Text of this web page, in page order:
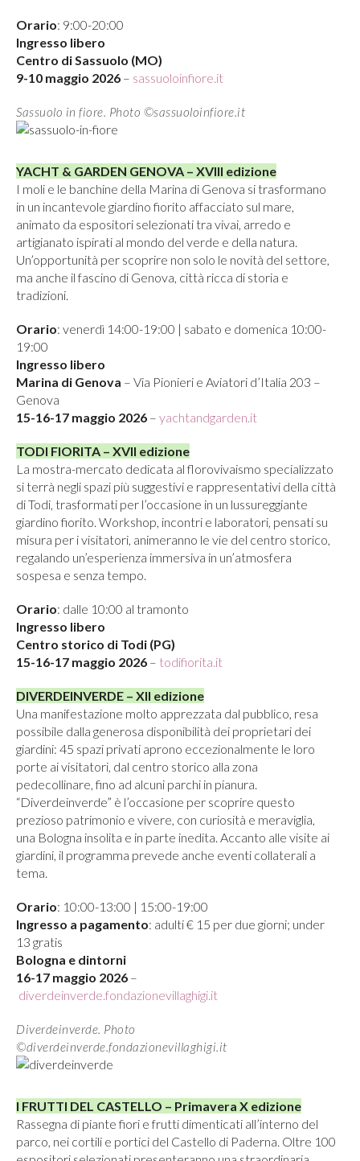
Orario: 9:00-20:00
Ingresso libero
Centro di Sassuolo (MO)
9-10 maggio 2026 – sassuoloinfiore.it
Sassuolo in fiore. Photo ©sassuoloinfiore.it
YACHT & GARDEN GENOVA – XVIII edizione
I moli e le banchine della Marina di Genova si trasformano
in un incantevole giardino fiorito affacciato sul mare,
animato da espositori selezionati tra vivai, arredo e
artigianato ispirati al mondo del verde e della natura.
Un’opportunità per scoprire non solo le novità del settore,
ma anche il fascino di Genova, città ricca di storia e
tradizioni.
Orario: venerdì 14:00-19:00 | sabato e domenica 10:00-
19:00
Ingresso libero
Marina di Genova – Via Pionieri e Aviatori d’Italia 203 –
Genova
15-16-17 maggio 2026 – yachtandgarden.it
TODI FIORITA – XVII edizione
La mostra-mercato dedicata al florovivaismo specializzato
si terrà negli spazi più suggestivi e rappresentativi della città
di Todi, trasformati per l’occasione in un lussureggiante
giardino fiorito. Workshop, incontri e laboratori, pensati su
misura per i visitatori, animeranno le vie del centro storico,
regalando un’esperienza immersiva in un’atmosfera
sospesa e senza tempo.
Orario: dalle 10:00 al tramonto
Ingresso libero
Centro storico di Todi (PG)
15-16-17 maggio 2026 – todifiorita.it
DIVERDEINVERDE – XII edizione
Una manifestazione molto apprezzata dal pubblico, resa
possibile dalla generosa disponibilità dei proprietari dei
giardini: 45 spazi privati aprono eccezionalmente le loro
porte ai visitatori, dal centro storico alla zona
pedecollinare, fino ad alcuni parchi in pianura.
“Diverdeinverde” è l’occasione per scoprire questo
prezioso patrimonio e vivere, con curiosità e meraviglia,
una Bologna insolita e in parte inedita. Accanto alle visite ai
giardini, il programma prevede anche eventi collaterali a
tema.
Orario: 10:00-13:00 | 15:00-19:00
Ingresso a pagamento: adulti € 15 per due giorni; under
13 gratis
Bologna e dintorni
16-17 maggio 2026 –
diverdeinverde.fondazionevillaghigi.it
Diverdeinverde. Photo
©diverdeinverde.fondazionevillaghigi.it
I FRUTTI DEL CASTELLO – Primavera X edizione
Rassegna di piante fiori e frutti dimenticati all’interno del
parco, nei cortili e portici del Castello di Paderna. Oltre 100